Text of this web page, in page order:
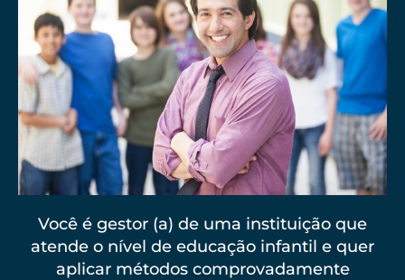
Você é gestor (a) de uma instituição que
atende o nível de educação infantil e quer
aplicar métodos comprovadamente